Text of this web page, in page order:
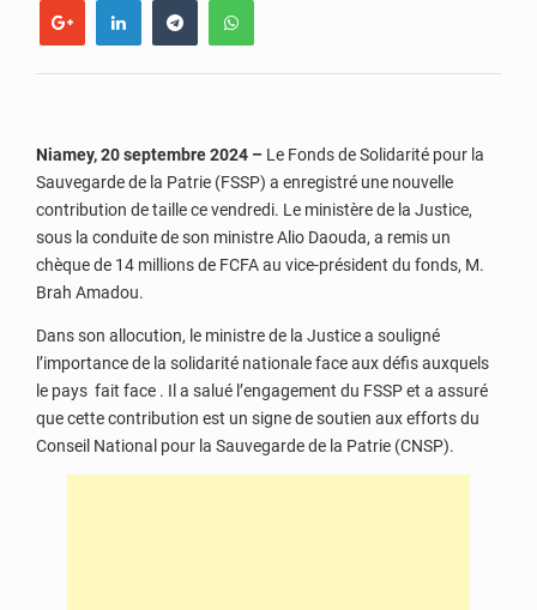
Niamey, 20 septembre 2024 – Le Fonds de Solidarité pour la
Sauvegarde de la Patrie (FSSP) a enregistré une nouvelle
contribution de taille ce vendredi. Le ministère de la Justice,
sous la conduite de son ministre Alio Daouda, a remis un
chèque de 14 millions de FCFA au vice-président du fonds, M.
Brah Amadou.
Dans son allocution, le ministre de la Justice a souligné
l’importance de la solidarité nationale face aux défis auxquels
le pays fait face . Il a salué l’engagement du FSSP et a assuré
que cette contribution est un signe de soutien aux efforts du
Conseil National pour la Sauvegarde de la Patrie (CNSP).